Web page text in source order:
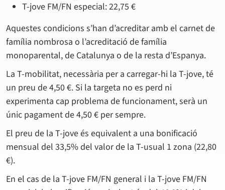
T-jove FM/FN especial: 22,75 €
Aquestes condicions s’han d’acreditar amb el carnet de
família nombrosa o l’acreditació de família
monoparental, de Catalunya o de la resta d’Espanya.
La T-mobilitat, necessària per a carregar-hi la T-jove, té
un preu de 4,50 €. Si la targeta no es perd ni
experimenta cap problema de funcionament, serà un
únic pagament de 4,50 € per sempre.
El preu de la T-jove és equivalent a una bonificació
mensual del 33,5% del valor de la T-usual 1 zona (22,80
€).
En el cas de la T-jove FM/FN general i la T-jove FM/FN